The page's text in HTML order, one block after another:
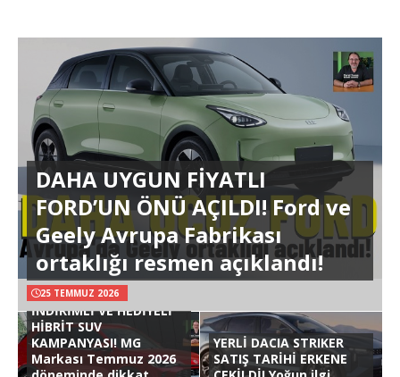
DAHA UYGUN FİYATLI
FORD’UN ÖNÜ AÇILDI! Ford ve
Geely Avrupa Fabrikası
ortaklığı resmen açıklandı!
25 TEMMUZ 2026
İNDİRİMLİ VE HEDİYELİ
HİBRİT SUV
KAMPANYASI! MG
Markası Temmuz 2026
YERLİ DACIA STRIKER
SATIŞ TARİHİ ERKENE